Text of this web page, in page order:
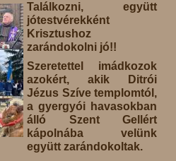
Találkozni, együtt
jótestvérekként
Krisztushoz
zarándokolni jó!!
Szeretettel imádkozok
azokért, akik Ditrói
Jézus Szíve templomtól,
a gyergyói havasokban
álló Szent Gellért
kápolnába velünk
együtt zarándokoltak.